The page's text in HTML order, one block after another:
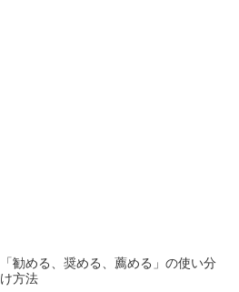
「勧める、奨める、薦める」の使い分
け方法